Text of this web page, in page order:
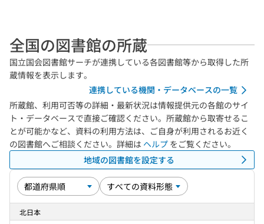
全国の図書館の所蔵
国立国会図書館サーチが連携している各図書館等から取得した所
蔵情報を表示します。
連携している機関・データベースの一覧
所蔵館、利用可否等の詳細・最新状況は情報提供元の各館のサイ
ト・データベースで直接ご確認ください。所蔵館から取寄せるこ
とが可能かなど、資料の利用方法は、ご自身が利用されるお近く
の図書館へご相談ください。詳細は ヘルプ をご覧ください。
地域の図書館を設定する
北日本